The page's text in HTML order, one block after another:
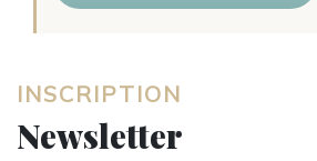
INSCRIPTION
Newsletter